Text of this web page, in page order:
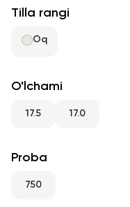
Sevimli
+998 71 205 22 22
Tilla rangi
Oq
O'lchami
17.5 17.0
Proba
750